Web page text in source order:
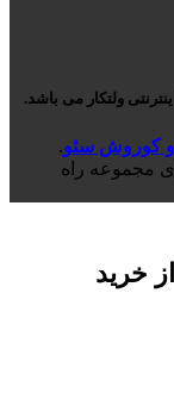
ولتکار می باشد.
و کوروش سئو.
مجموعه راه
خرید